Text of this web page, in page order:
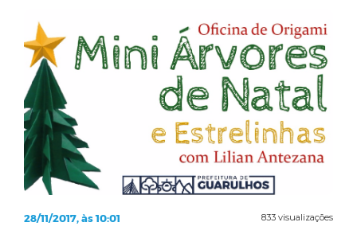
833 visualizações
28/11/2017, às 10:01